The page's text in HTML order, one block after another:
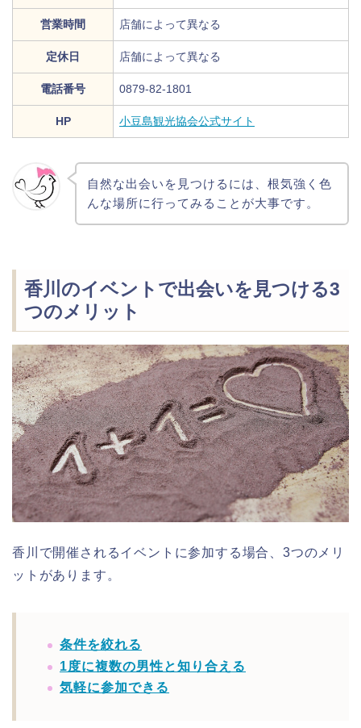
営業時間 店舗によって異なる
定休日 店舗によって異なる
電話番号 0879-82-1801
HP 小豆島観光協会公式サイト
自然な出会いを見つけるには、根気強く色
んな場所に行ってみることが大事です。
香川のイベントで出会いを見つける3
つのメリット
香川で開催されるイベントに参加する場合、3つのメリ
ットがあります。
条件を絞れる
1度に複数の男性と知り合える
気軽に参加できる